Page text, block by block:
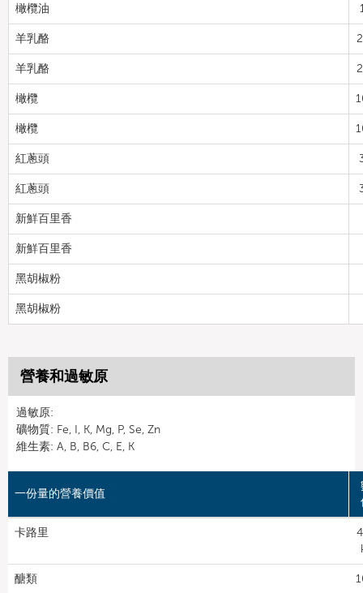
橄欖油
羊乳酪
羊乳酪
橄欖
橄欖
紅蔥頭
紅蔥頭
新鮮百里香
新鮮百里香
黑胡椒粉
黑胡椒粉
營養和過敏原
過敏原:
礦物質: Fe, I, K, Mg, P, Se, Zn
維生素: A, B, B6, C, E, K
一份量的營養價值
卡路里
醣類